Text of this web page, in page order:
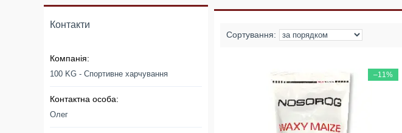
–11%
Контакти
100 KG - Спортивне харчування
Олег